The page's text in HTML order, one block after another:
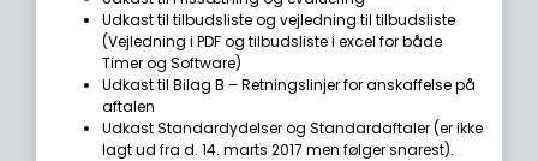
Udkast til tilbudsliste og vejledning til tilbudsliste
(Vejledning i PDF og tilbudsliste i excel for både
Timer og Software)
Udkast til Bilag B – Retningslinjer for anskaffelse på
aftalen
Udkast Standardydelser og Standardaftaler (er ikke
lagt ud fra d. 14. marts 2017 men følger snarest).